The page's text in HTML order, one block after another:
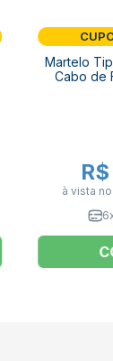
Martelo
Cabo de
à vista